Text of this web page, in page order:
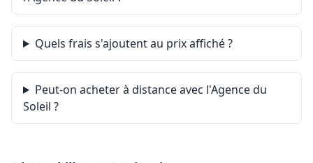
Quels frais s'ajoutent au prix affiché ?
Peut-on acheter à distance avec l'Agence du
Soleil ?